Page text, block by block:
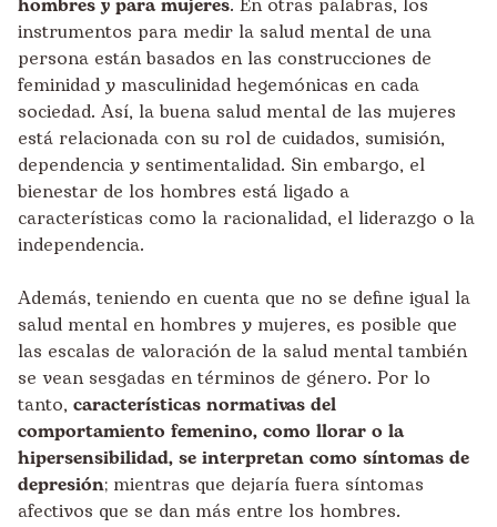
hombres y para mujeres. En otras palabras, los
instrumentos para medir la salud mental de una
persona están basados en las construcciones de
feminidad y masculinidad hegemónicas en cada
sociedad. Así, la buena salud mental de las mujeres
está relacionada con su rol de cuidados, sumisión,
dependencia y sentimentalidad. Sin embargo, el
bienestar de los hombres está ligado a
características como la racionalidad, el liderazgo o la
independencia.
Además, teniendo en cuenta que no se define igual la
salud mental en hombres y mujeres, es posible que
las escalas de valoración de la salud mental también
se vean sesgadas en términos de género. Por lo
tanto, características normativas del
comportamiento femenino, como llorar o la
hipersensibilidad, se interpretan como síntomas de
depresión; mientras que dejaría fuera síntomas
afectivos que se dan más entre los hombres.